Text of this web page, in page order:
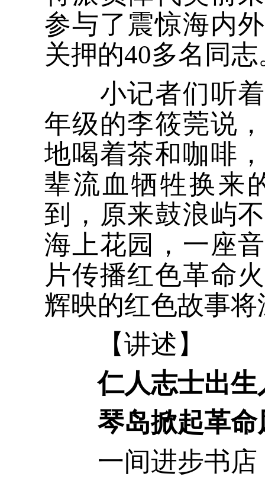
参与了震惊海内
关押的40多名同
小记者们听着
年级的李筱莞说
地喝着茶和咖啡
辈流血牺牲换来
到，原来鼓浪屿
海上花园，一座
片传播红色革命
辉映的红色故事
【讲述】
仁人志士出生
琴岛掀起革命
一间进步书店